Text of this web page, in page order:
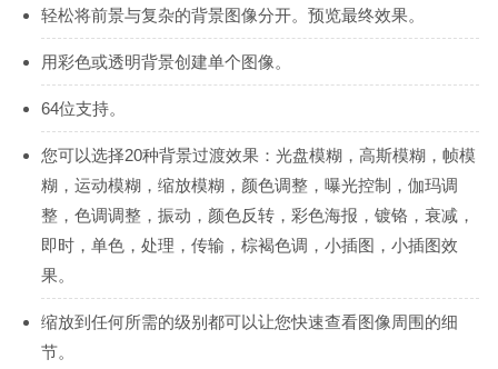
轻松将前景与复杂的背景图像分开。预览最终效果。
用彩色或透明背景创建单个图像。
64位支持。
您可以选择20种背景过渡效果：光盘模糊，高斯模糊，帧模
糊，运动模糊，缩放模糊，颜色调整，曝光控制，伽玛调
整，色调调整，振动，颜色反转，彩色海报，镀铬，衰减，
即时，单色，处理，传输，棕褐色调，小插图，小插图效
果。
缩放到任何所需的级别都可以让您快速查看图像周围的细
节。